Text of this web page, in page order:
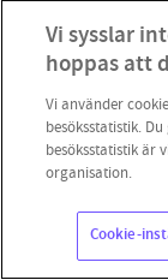
Copyright
Stötta vårt
Vi sysslar
hoppas att
Vi använder
besöksstatistik.
besöksstatistik är
organisation.
Cookie-